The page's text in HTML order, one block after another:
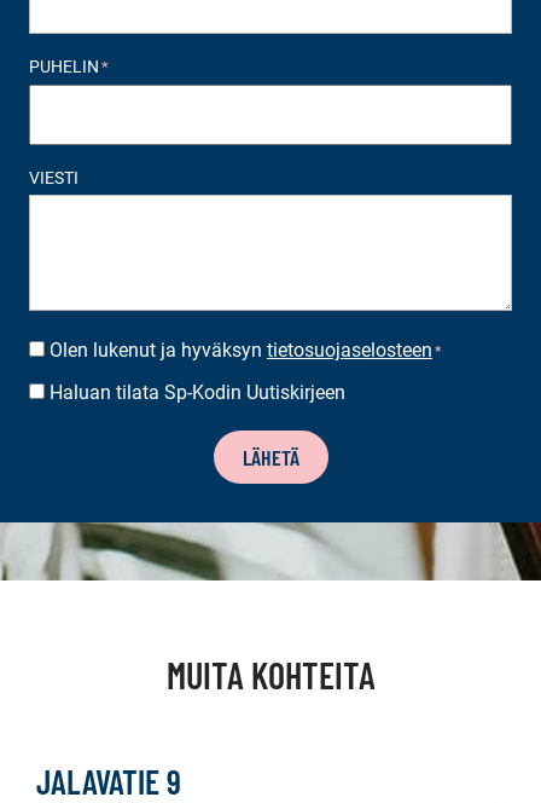
PUHELIN *
VIESTI
SUOSTUMUS*
Olen lukenut ja hyväksyn tietosuojaselosteen *
UUTISKIRJEEN
Haluan tilata Sp-Kodin Uutiskirjeen
LÄHETÄ
MUITA KOHTEITA
JALAVATIE 9